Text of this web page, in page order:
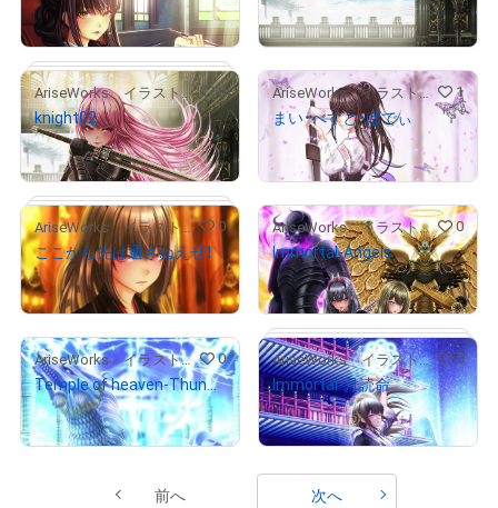
SET 3
# 3/5
# 3/5
SET 3
# 3/5
セット価格 ¥3,500
SET 2
# 1/5
セット価格 ¥ 3,500
SET 2
# 1/5
AriseWorks イラストレーター 0
knight02
セット価格 ¥3,500
AriseWorks イラストレーター 1
まい・べすと・ばでぃ
¥7,000
# 2/5
AriseWorks イラストレーター 0
ここから先は通さねえぜ！
¥2,000
AriseWorks イラストレーター 0
Immortal‐Angels
¥6,500
AriseWorks イラストレーター 0
Temple of heaven-Thunderbolt
¥4,500
AriseWorks イラストレーター 0
Immortal-月読命
¥3,000
前へ 次へ